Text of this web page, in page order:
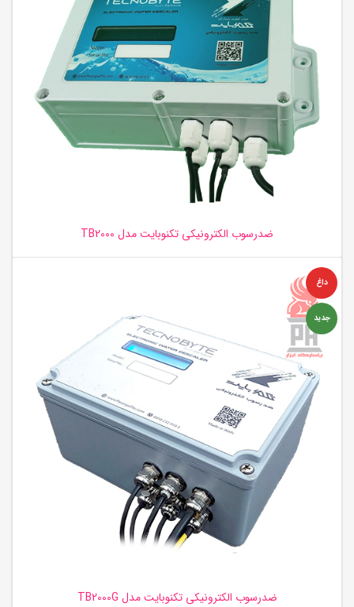
ضدرسوب الکترونیکی تکنوبایت مدل TB2000
داغ
جدید
ضدرسوب الکترونیکی تکنوبایت مدل TB2000G